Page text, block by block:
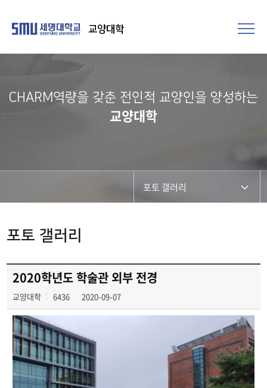
교양대학
CHARM역량을 갖춘 전인적 교양인을 양성하는
교양대학
포토 갤러리
제천문화탐방과 스토리텔링
특강 및 기타 행사
포토 갤러리
포토 갤러리
2020학년도 학술관 외부 전경
교양대학 6436 2020-09-07